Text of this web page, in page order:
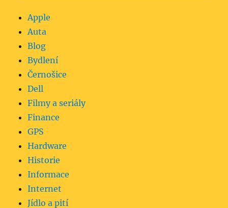
Apple
Auta
Blog
Bydlení
Černošice
Dell
Filmy a seriály
Finance
GPS
Hardware
Historie
Informace
Internet
Jídlo a pití